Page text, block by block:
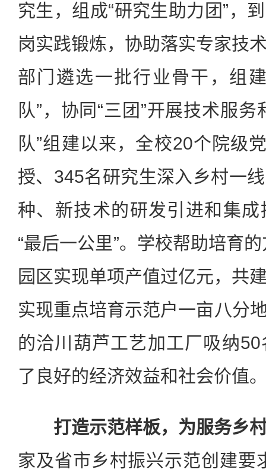
究生，组成“研究生助力团”，
岗实践锻炼，协助落实专家技
部门遴选一批行业骨干，组
队”，协同“三团”开展技术服
队”组建以来，全校20个院级
授、345名研究生深入乡村一
种、新技术的研发引进和集
“最后一公里”。学校帮助培育
园区实现单项产值过亿元，共
实现重点培育示范户一亩八分
的洽川葫芦工艺加工厂吸纳
了良好的经济效益和社会价值
打造示范样板，为服务乡
家及省市乡村振兴示范创建要